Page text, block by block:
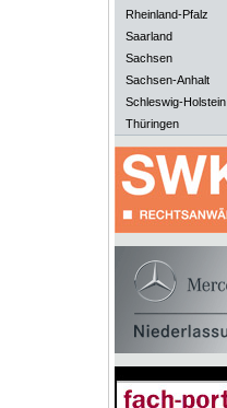
Rheinland-Pfalz
Saarland
Sachsen
Sachsen-Anhalt
Schleswig-Holstein
Thüringen